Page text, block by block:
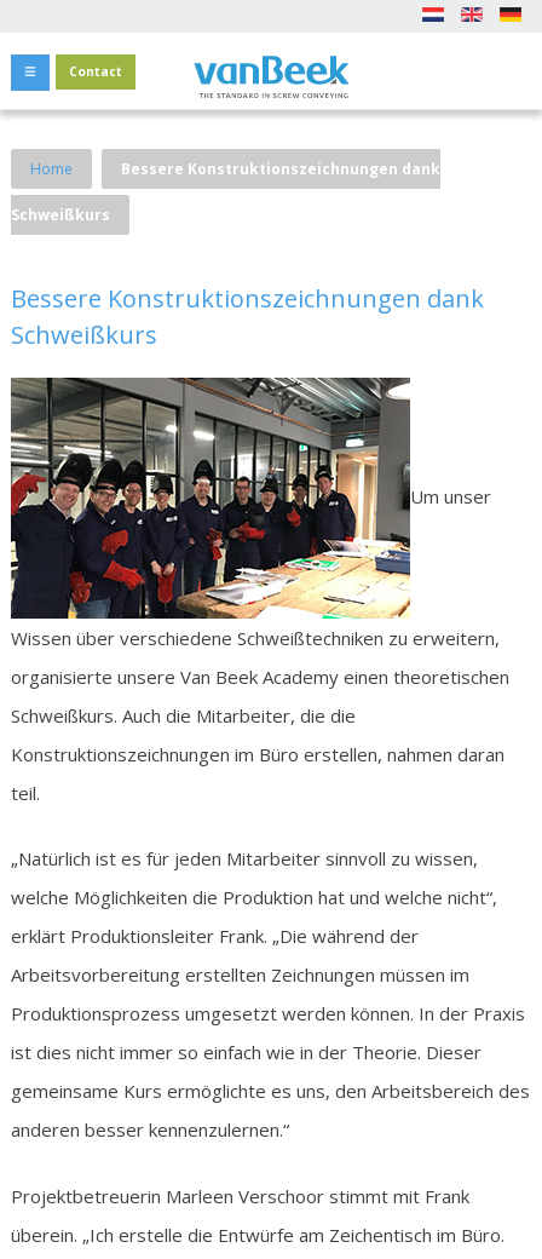
Contact
Home Bessere Konstruktionszeichnungen dank
Schweißkurs
Bessere Konstruktionszeichnungen dank
Schweißkurs
Um unser
Wissen über verschiedene Schweißtechniken zu erweitern,
organisierte unsere Van Beek Academy einen theoretischen
Schweißkurs. Auch die Mitarbeiter, die die
Konstruktionszeichnungen im Büro erstellen, nahmen daran
teil.
„Natürlich ist es für jeden Mitarbeiter sinnvoll zu wissen,
welche Möglichkeiten die Produktion hat und welche nicht“,
erklärt Produktionsleiter Frank. „Die während der
Arbeitsvorbereitung erstellten Zeichnungen müssen im
Produktionsprozess umgesetzt werden können. In der Praxis
ist dies nicht immer so einfach wie in der Theorie. Dieser
gemeinsame Kurs ermöglichte es uns, den Arbeitsbereich des
anderen besser kennenzulernen.“
Projektbetreuerin Marleen Verschoor stimmt mit Frank
überein. „Ich erstelle die Entwürfe am Zeichentisch im Büro.